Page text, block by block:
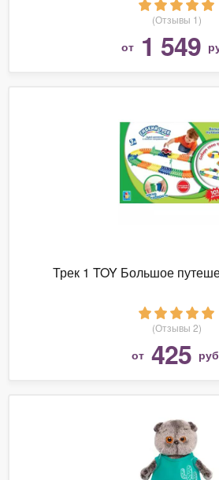
(Отзывы 1)
от 1 549
Трек 1 TOY Большое
(Отзывы 2)
от 425